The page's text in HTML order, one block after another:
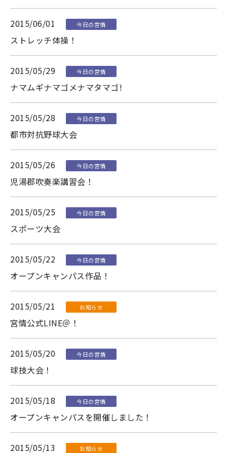
2015/06/01 今日の宮情
ストレッチ体操！
2015/05/29 今日の宮情
ナマムギナマゴメナマタマゴ!
2015/05/28 今日の宮情
都市対抗野球大会
2015/05/26 今日の宮情
児湯郡吹奏楽講習会！
2015/05/25 今日の宮情
スポーツ大会
2015/05/22 今日の宮情
オープンキャンパス作品！
2015/05/21 お知らせ
宮情公式LINE＠！
2015/05/20 今日の宮情
球技大会！
2015/05/18 今日の宮情
オープンキャンパスを開催しました！
2015/05/13 お知らせ